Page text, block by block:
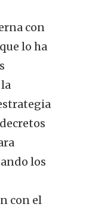
con
lo ha
los
con el